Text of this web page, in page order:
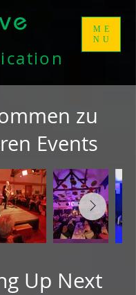
ME
NU
zu
Events
Up Next